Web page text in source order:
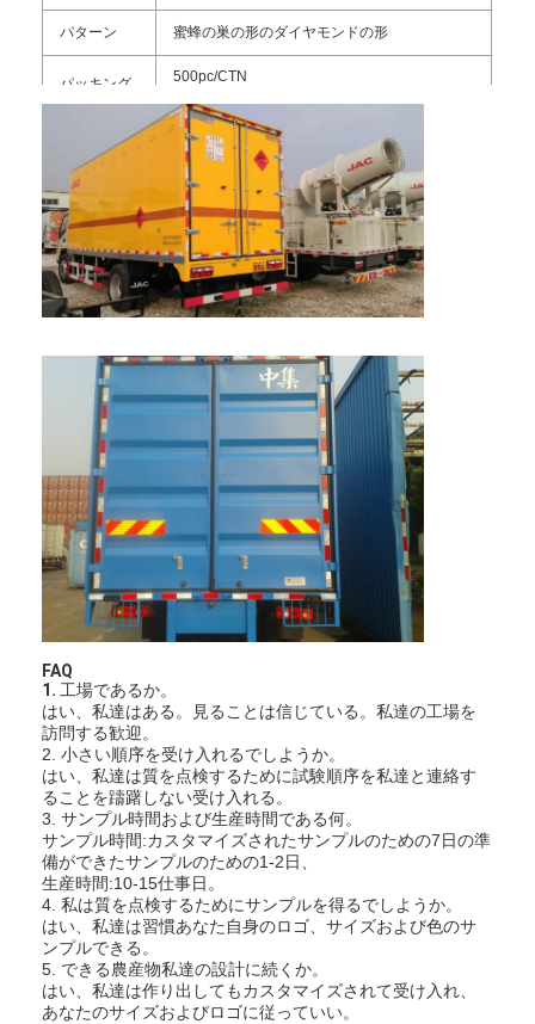
家へ
製品
VRショー
わたしたち に つい て
工場 ツアー
品質管理
パターン 蜜蜂の巣の形のダイヤモンドの形
パッキング 500pc/CTN
FAQ
1. 工場であるか。
はい、私達はある。見ることは信じている。私達の工場を
訪問する歓迎。
2. 小さい順序を受け入れるでしようか。
はい、私達は質を点検するために試験順序を私達と連絡す
ることを躊躇しない受け入れる。
3. サンプル時間および生産時間である何。
サンプル時間:カスタマイズされたサンプルのための7日の準
備ができたサンプルのための1-2日、
生産時間:10-15仕事日。
4. 私は質を点検するためにサンプルを得るでしようか。
はい、私達は習慣あなた自身のロゴ、サイズおよび色のサ
ンプルできる。
5. できる農産物私達の設計に続くか。
はい、私達は作り出してもカスタマイズされて受け入れ、
あなたのサイズおよびロゴに従っていい。